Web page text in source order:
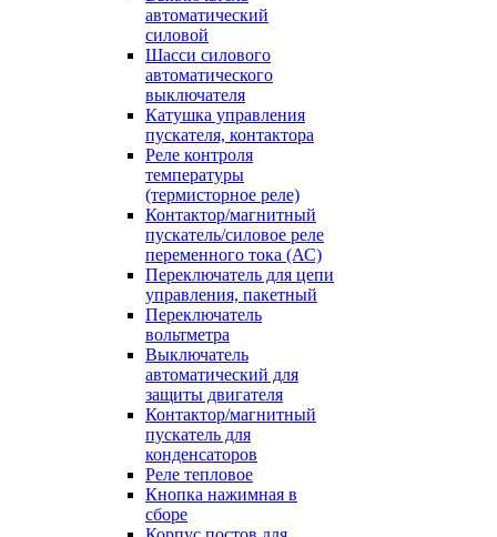
автоматический
силовой
Шасси силового
автоматического
выключателя
Катушка управления
пускателя, контактора
Реле контроля
температуры
(термисторное реле)
Контактор/магнитный
пускатель/силовое реле
переменного тока (АС)
Переключатель для цепи
управления, пакетный
Переключатель
вольтметра
Выключатель
автоматический для
защиты двигателя
Контактор/магнитный
пускатель для
конденсаторов
Реле тепловое
Кнопка нажимная в
сборе